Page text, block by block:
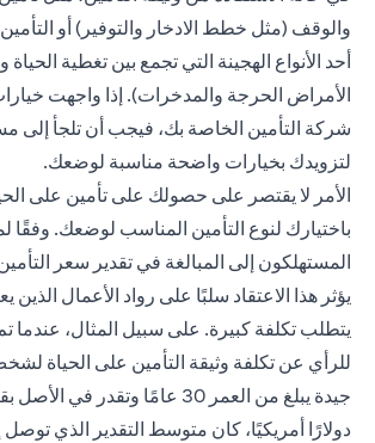
والوقف (مثل خطط الادخار والتوفير) أو
أحد الأنواع الهجينة التي تجمع بين تغطية الحياة
الأمراض الحرجة والمدخرات). إذا واجهت
شركة التأمين الخاصة بك، فيجب أن تلجأ
لتزويدك بخيارات واضحة مناسبة لوضعك.
الأمر لا يقتصر على حصولك على تأمين على
باختيارك لنوع التأمين المناسب لوضعك. وفقًا
المستهلكون إلى المبالغة في تقدير سعر
يؤثر هذا الاعتقاد سلبًا على رواد الأعمال الذين
يتطلب تكلفة كبيرة. على سبيل المثال، عندما
للرأي عن تكلفة وثيقة التأمين على الحياة
دولارًا أمريكيًا، كان متوسط التقدير الذي توصل